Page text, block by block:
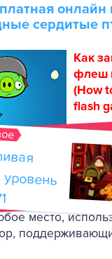
онлайн
сердитые
Как
флеш
(How
flash
браузер
чтобы запускать
Он не требует
просто
место,